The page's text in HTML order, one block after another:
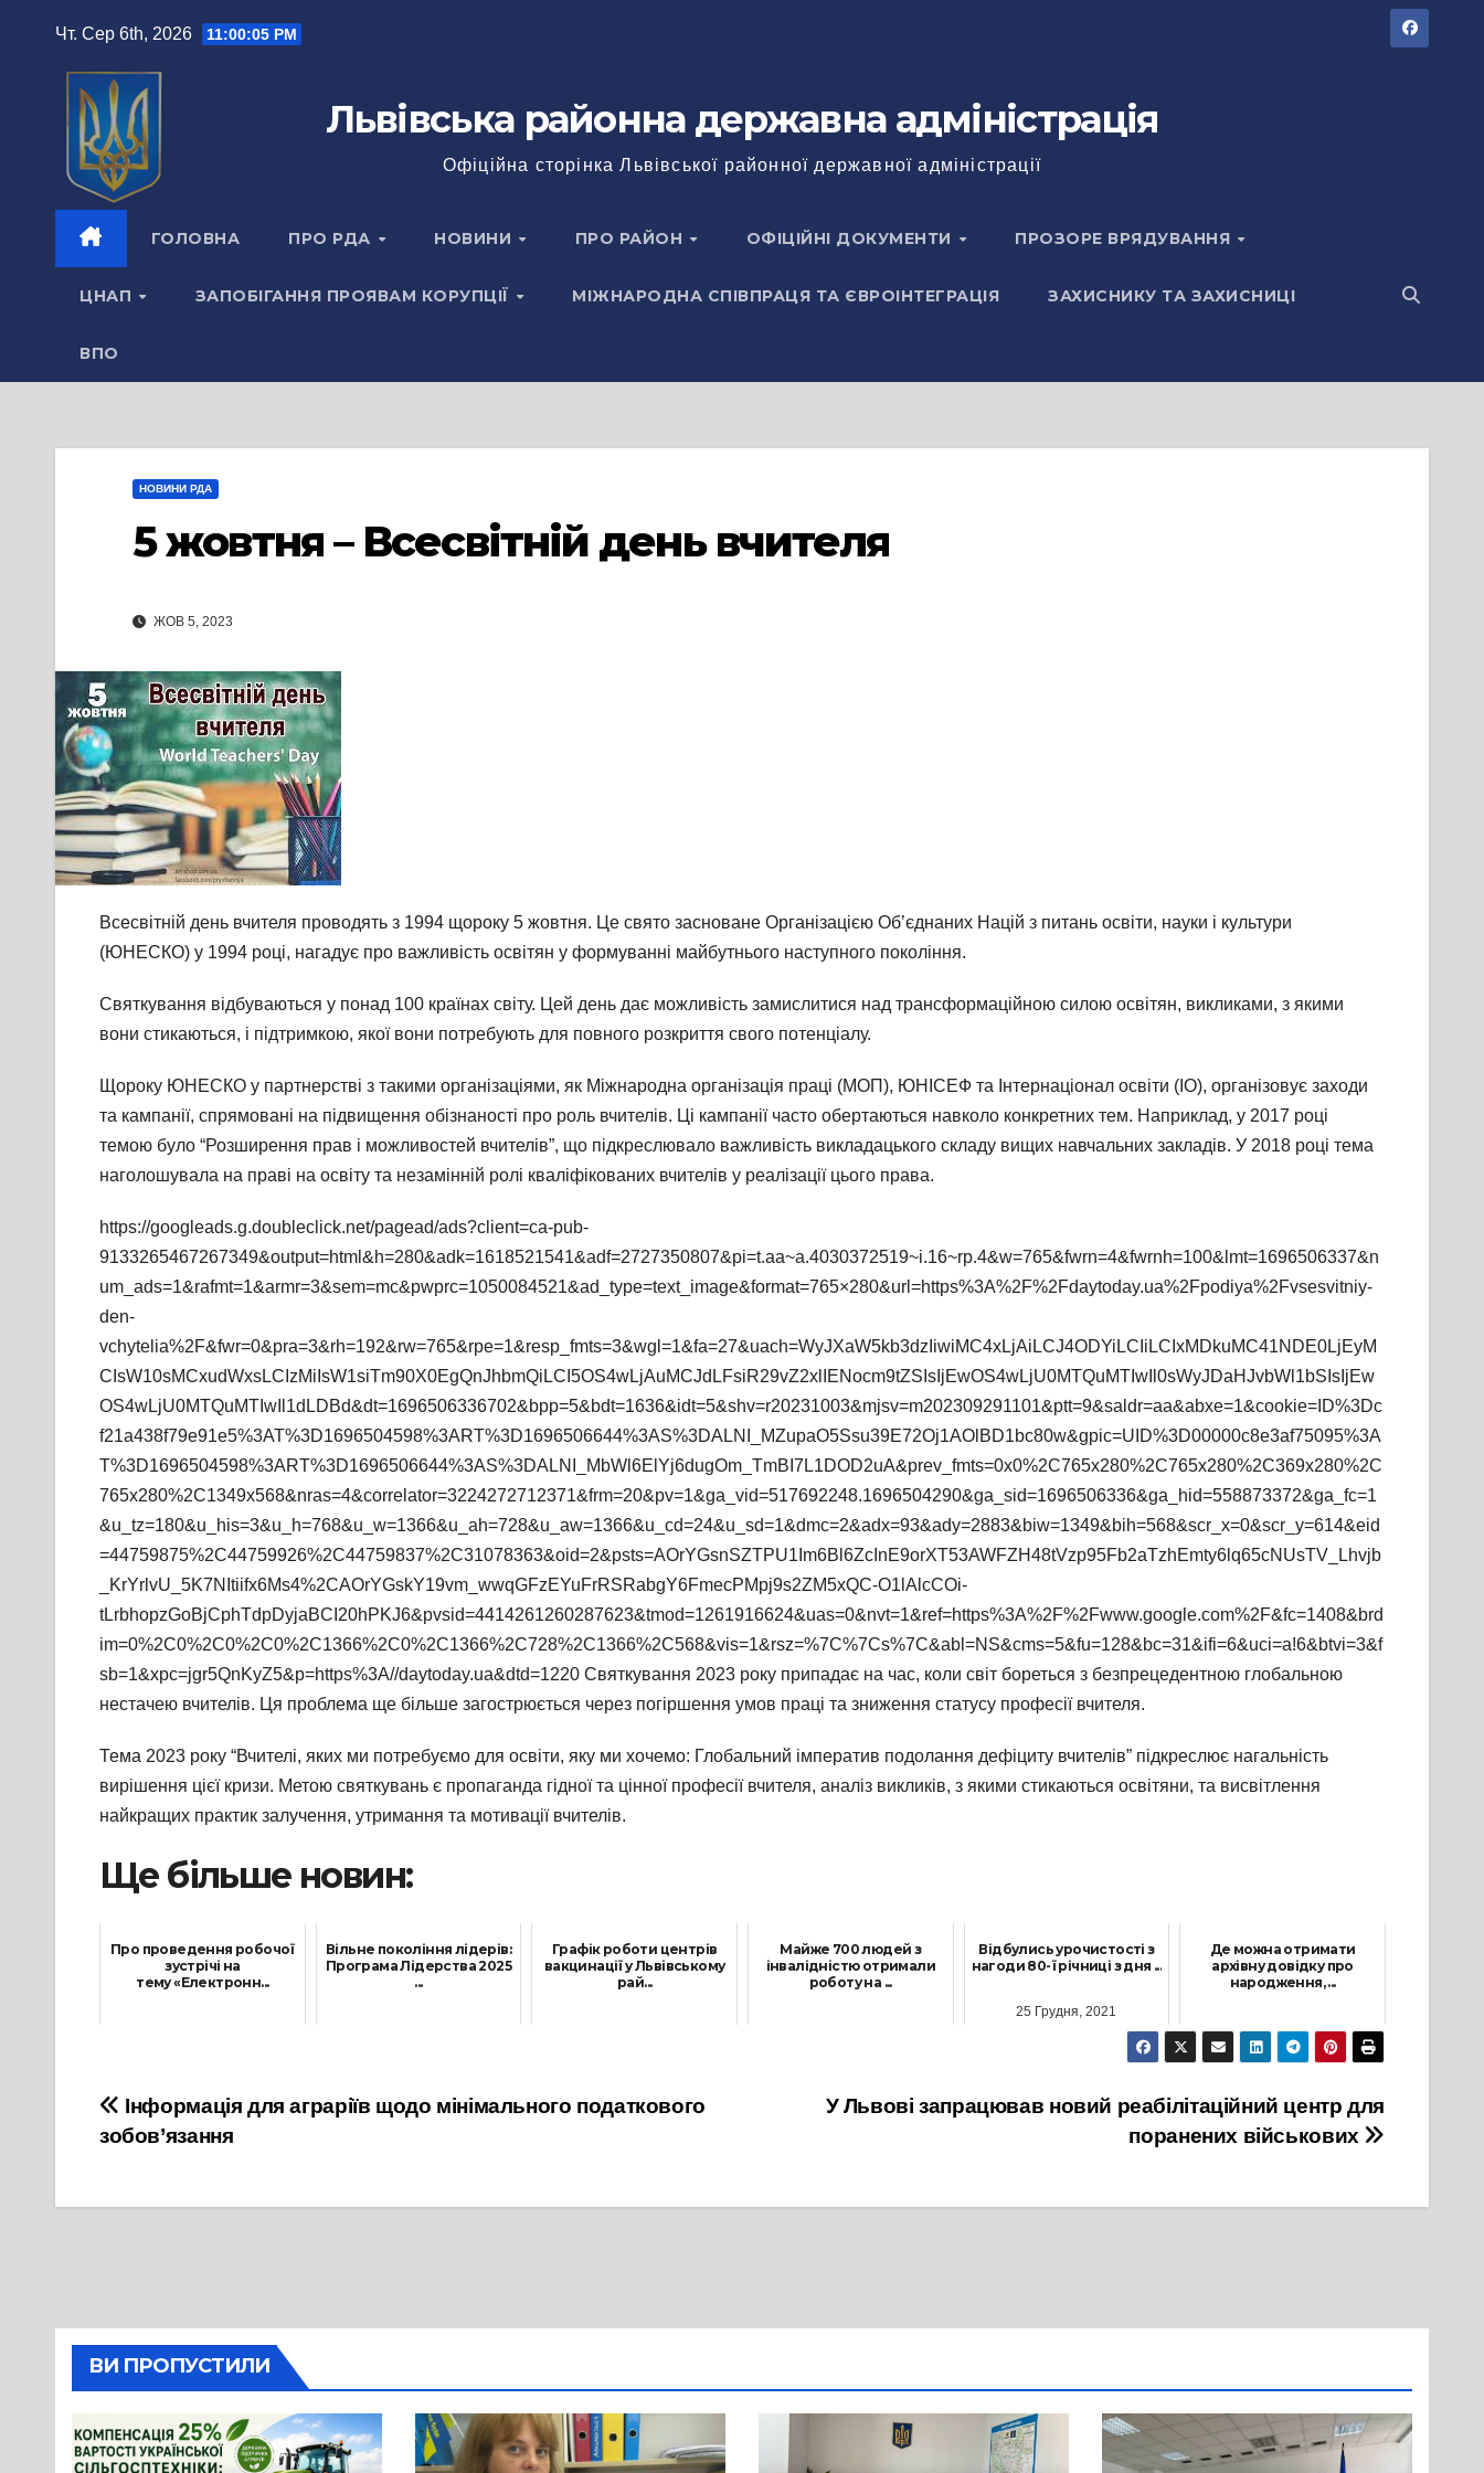
Чт. Сер 6th, 2026 11:00:06 PM
Львівська районна державна адміністрація
Офіційна сторінка Львівської районної державної адміністрації
ГОЛОВНА ПРО РДА НОВИНИ ПРО РАЙОН ОФІЦІЙНІ ДОКУМЕНТИ ПРОЗОРЕ ВРЯДУВАННЯ
ЦНАП ЗАПОБІГАННЯ ПРОЯВАМ КОРУПЦІЇ МІЖНАРОДНА СПІВПРАЦЯ ТА ЄВРОІНТЕГРАЦІЯ ЗАХИСНИКУ ТА ЗАХИСНИЦІ
ВПО
НОВИНИ РДА
5 жовтня – Всесвітній день вчителя
ЖОВ 5, 2023
Всесвітній день вчителя проводять з 1994 щороку 5 жовтня. Це свято засноване Організацією Об’єднаних Націй з питань освіти, науки і культури
(ЮНЕСКО) у 1994 році, нагадує про важливість освітян у формуванні майбутнього наступного покоління.
Святкування відбуваються у понад 100 країнах світу. Цей день дає можливість замислитися над трансформаційною силою освітян, викликами, з якими
вони стикаються, і підтримкою, якої вони потребують для повного розкриття свого потенціалу.
Щороку ЮНЕСКО у партнерстві з такими організаціями, як Міжнародна організація праці (МОП), ЮНІСЕФ та Інтернаціонал освіти (ІО), організовує заходи
та кампанії, спрямовані на підвищення обізнаності про роль вчителів. Ці кампанії часто обертаються навколо конкретних тем. Наприклад, у 2017 році
темою було “Розширення прав і можливостей вчителів”, що підкреслювало важливість викладацького складу вищих навчальних закладів. У 2018 році тема
наголошувала на праві на освіту та незамінній ролі кваліфікованих вчителів у реалізації цього права.
https://googleads.g.doubleclick.net/pagead/ads?client=ca-pub-
9133265467267349&output=html&h=280&adk=1618521541&adf=2727350807&pi=t.aa~a.4030372519~i.16~rp.4&w=765&fwrn=4&fwrnh=100&lmt=1696506337&n
um_ads=1&rafmt=1&armr=3&sem=mc&pwprc=1050084521&ad_type=text_image&format=765×280&url=https%3A%2F%2Fdaytoday.ua%2Fpodiya%2Fvsesvitniy-
den-
vchytelia%2F&fwr=0&pra=3&rh=192&rw=765&rpe=1&resp_fmts=3&wgl=1&fa=27&uach=WyJXaW5kb3dzIiwiMC4xLjAiLCJ4ODYiLCIiLCIxMDkuMC41NDE0LjEyM
CIsW10sMCxudWxsLCIzMiIsW1siTm90X0EgQnJhbmQiLCI5OS4wLjAuMCJdLFsiR29vZ2xlIENocm9tZSIsIjEwOS4wLjU0MTQuMTIwIl0sWyJDaHJvbWl1bSIsIjEw
OS4wLjU0MTQuMTIwIl1dLDBd&dt=1696506336702&bpp=5&bdt=1636&idt=5&shv=r20231003&mjsv=m202309291101&ptt=9&saldr=aa&abxe=1&cookie=ID%3Dc
f21a438f79e91e5%3AT%3D1696504598%3ART%3D1696506644%3AS%3DALNI_MZupaO5Ssu39E72Oj1AOlBD1bc80w&gpic=UID%3D00000c8e3af75095%3A
T%3D1696504598%3ART%3D1696506644%3AS%3DALNI_MbWl6ElYj6dugOm_TmBI7L1DOD2uA&prev_fmts=0x0%2C765x280%2C765x280%2C369x280%2C
765x280%2C1349x568&nras=4&correlator=3224272712371&frm=20&pv=1&ga_vid=517692248.1696504290&ga_sid=1696506336&ga_hid=558873372&ga_fc=1
&u_tz=180&u_his=3&u_h=768&u_w=1366&u_ah=728&u_aw=1366&u_cd=24&u_sd=1&dmc=2&adx=93&ady=2883&biw=1349&bih=568&scr_x=0&scr_y=614&eid
=44759875%2C44759926%2C44759837%2C31078363&oid=2&psts=AOrYGsnSZTPU1Im6Bl6ZcInE9orXT53AWFZH48tVzp95Fb2aTzhEmty6lq65cNUsTV_Lhvjb
_KrYrlvU_5K7NItiifx6Ms4%2CAOrYGskY19vm_wwqGFzEYuFrRSRabgY6FmecPMpj9s2ZM5xQC-O1lAlcCOi-
tLrbhopzGoBjCphTdpDyjaBCI20hPKJ6&pvsid=4414261260287623&tmod=1261916624&uas=0&nvt=1&ref=https%3A%2F%2Fwww.google.com%2F&fc=1408&brd
im=0%2C0%2C0%2C0%2C1366%2C0%2C1366%2C728%2C1366%2C568&vis=1&rsz=%7C%7Cs%7C&abl=NS&cms=5&fu=128&bc=31&ifi=6&uci=a!6&btvi=3&f
sb=1&xpc=jgr5QnKyZ5&p=https%3A//daytoday.ua&dtd=1220 Святкування 2023 року припадає на час, коли світ бореться з безпрецедентною глобальною
нестачею вчителів. Ця проблема ще більше загострюється через погіршення умов праці та зниження статусу професії вчителя.
Тема 2023 року “Вчителі, яких ми потребуємо для освіти, яку ми хочемо: Глобальний імператив подолання дефіциту вчителів” підкреслює нагальність
вирішення цієї кризи. Метою святкувань є пропаганда гідної та цінної професії вчителя, аналіз викликів, з якими стикаються освітяни, та висвітлення
найкращих практик залучення, утримання та мотивації вчителів.
Ще більше новин:
Про проведення робочої
зустрічі на
тему «Електронн...
Вільне покоління лідерів:
Програма Лідерства 2025
...
Графік роботи центрів
вакцинації у Львівському
рай...
Майже 700 людей з
інвалідністю отримали
роботу на ...
Відбулись урочистості з
нагоди 80-ї річниці з дня ...
25 Грудня, 2021
Де можна отримати
архівну довідку про
народження, ...
11 Вересня, 2023
Навігація
У Львові запрацював новий реабілітаційний центр для
поранених військових
Інформація для аграріїв щодо мінімального податкового
зобов’язання
ВИ ПРОПУСТИЛИ